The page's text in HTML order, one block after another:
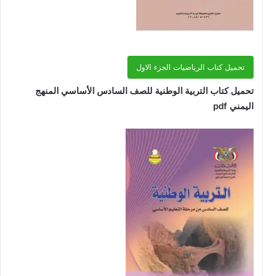
تحميل كتاب الرياضيات الجزء الاول
تحميل كتاب التربية الوطنية للصف السادس الأساسي المنهج
اليمني pdf